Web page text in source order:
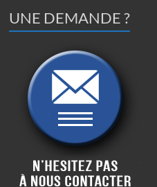
UNE DEMANDE ?